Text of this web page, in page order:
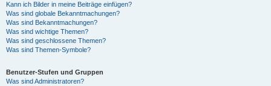
Kann ich Bilder in meine Beiträge einfügen?
Was sind globale Bekanntmachungen?
Was sind Bekanntmachungen?
Was sind wichtige Themen?
Was sind geschlossene Themen?
Was sind Themen-Symbole?
Benutzer-Stufen und Gruppen
Was sind Administratoren?